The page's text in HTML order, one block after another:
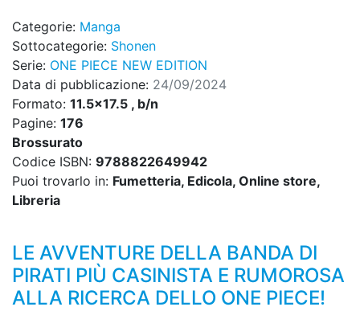
Categorie: Manga
Sottocategorie: Shonen
Serie: ONE PIECE NEW EDITION
Data di pubblicazione: 24/09/2024
Formato: 11.5x17.5 , b/n
Pagine: 176
Brossurato
Codice ISBN: 9788822649942
Puoi trovarlo in: Fumetteria, Edicola, Online store,
Libreria
LE AVVENTURE DELLA BANDA DI
PIRATI PIÙ CASINISTA E RUMOROSA
ALLA RICERCA DELLO ONE PIECE!